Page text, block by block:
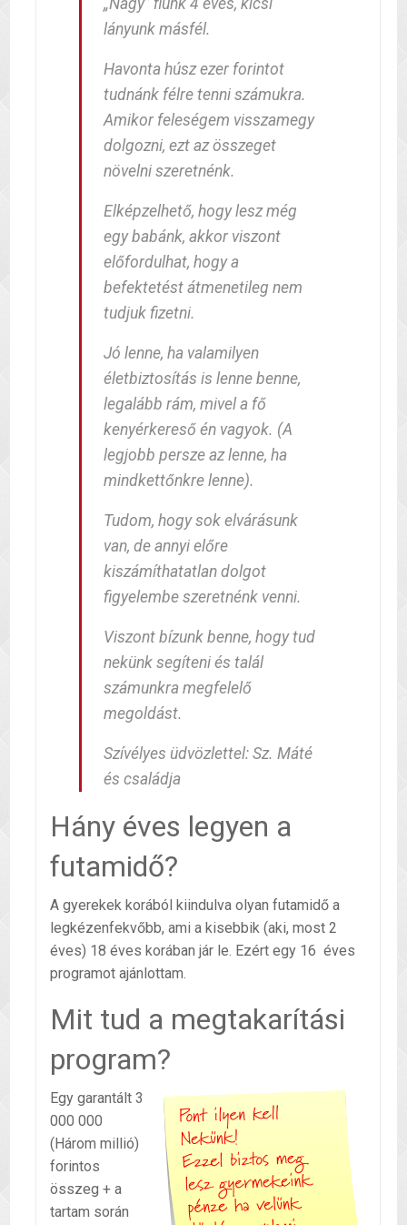
„Nagy” fiunk 4 éves, kicsi
lányunk másfél.
Havonta húsz ezer forintot
tudnánk félre tenni számukra.
Amikor feleségem visszamegy
dolgozni, ezt az összeget
növelni szeretnénk.
Elképzelhető, hogy lesz még
egy babánk, akkor viszont
előfordulhat, hogy a
befektetést átmenetileg nem
tudjuk fizetni.
Jó lenne, ha valamilyen
életbiztosítás is lenne benne,
legalább rám, mivel a fő
kenyérkereső én vagyok. (A
legjobb persze az lenne, ha
mindkettőnkre lenne).
Tudom, hogy sok elvárásunk
van, de annyi előre
kiszámíthatatlan dolgot
figyelembe szeretnénk venni.
Viszont bízunk benne, hogy tud
nekünk segíteni és talál
számunkra megfelelő
megoldást.
Szívélyes üdvözlettel: Sz. Máté
és családja
Hány éves legyen a
futamidő?
A gyerekek korából kiindulva olyan futamidő a
legkézenfekvőbb, ami a kisebbik (aki, most 2
éves) 18 éves korában jár le. Ezért egy 16 éves
programot ajánlottam.
Mit tud a megtakarítási
program?
Egy garantált 3
000 000
(Három millió)
forintos
összeg + a
tartam során